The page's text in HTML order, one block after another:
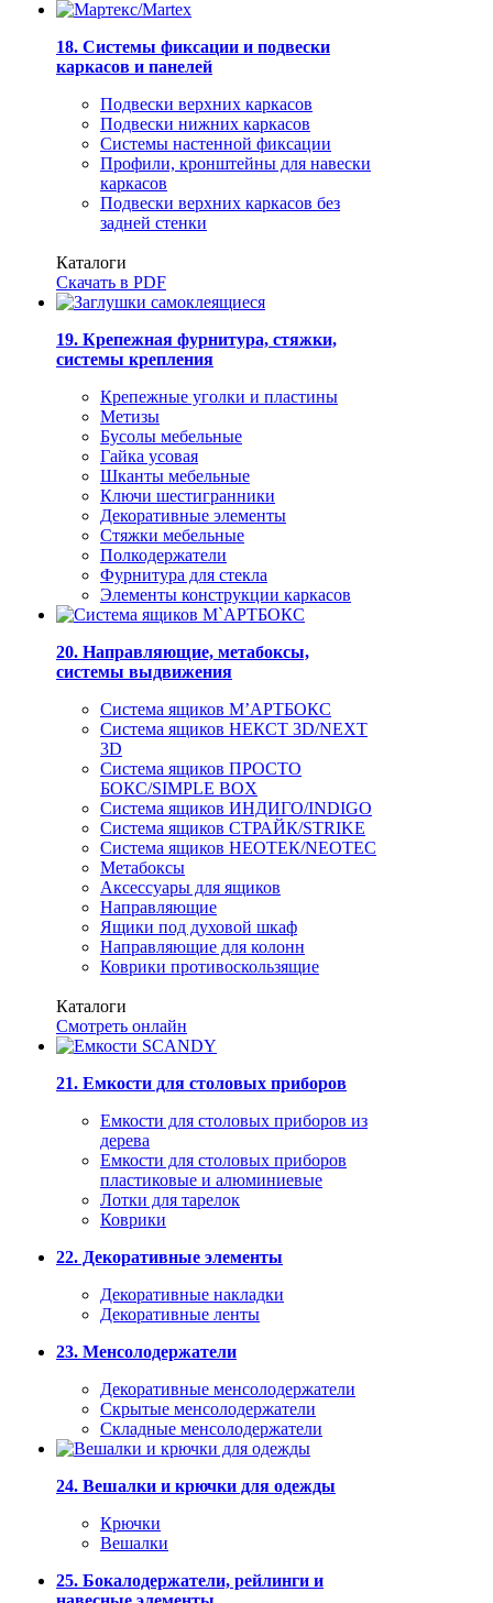
18. Системы фиксации и подвески
каркасов и панелей
Подвески верхних каркасов
Подвески нижних каркасов
Системы настенной фиксации
Профили, кронштейны для навески
каркасов
Подвески верхних каркасов без
задней стенки
Каталоги
Скачать в PDF
19. Крепежная фурнитура, стяжки,
системы крепления
Крепежные уголки и пластины
Метизы
Бусолы мебельные
Гайка усовая
Шканты мебельные
Ключи шестигранники
Декоративные элементы
Стяжки мебельные
Полкодержатели
Фурнитура для стекла
Элементы конструкции каркасов
20. Направляющие, метабоксы,
системы выдвижения
Система ящиков М’АРТБОКС
Система ящиков НЕКСТ 3D/NEXT
3D
Система ящиков ПРОСТО
БОКС/SIMPLE BOX
Система ящиков ИНДИГО/INDIGO
Система ящиков СТРАЙК/STRIKE
Система ящиков НЕОТЕК/NEOTEC
Метабоксы
Аксессуары для ящиков
Направляющие
Ящики под духовой шкаф
Направляющие для колонн
Коврики противоскользящие
Каталоги
Смотреть онлайн
21. Емкости для столовых приборов
Емкости для столовых приборов из
дерева
Емкости для столовых приборов
пластиковые и алюминиевые
Лотки для тарелок
Коврики
22. Декоративные элементы
Декоративные накладки
Декоративные ленты
23. Менсолодержатели
Декоративные менсолодержатели
Скрытые менсолодержатели
Складные менсолодержатели
24. Вешалки и крючки для одежды
Крючки
Вешалки
25. Бокалодержатели, рейлинги и